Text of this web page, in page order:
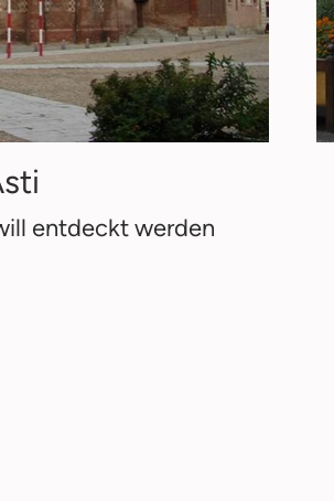
entdeckt werden